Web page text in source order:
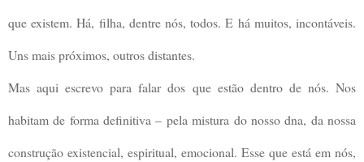
que existem. Há, filha, dentre nós, todos. E há muitos, incontáveis.
Uns mais próximos, outros distantes.
Mas aqui escrevo para falar dos que estão dentro de nós. Nos
habitam de forma definitiva – pela mistura do nosso dna, da nossa
construção existencial, espiritual, emocional. Esse que está em nós,